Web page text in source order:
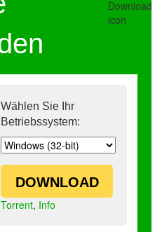
Wählen Sie Ihr
Betriebssystem:
DOWNLOAD
Torrent, Info